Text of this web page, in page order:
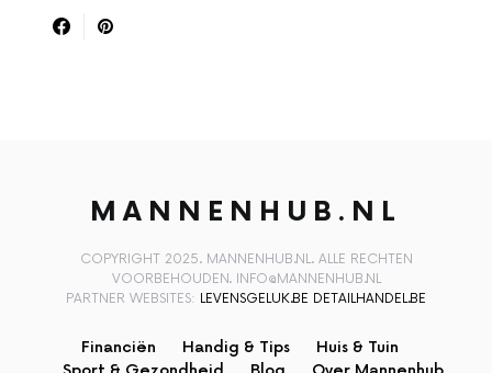
MANNENHUB.NL
COPYRIGHT 2025. MANNENHUB.NL. ALLE RECHTEN
VOORBEHOUDEN. INFO@MANNENHUB.NL
PARTNER WEBSITES: LEVENSGELUK.BE DETAILHANDEL.BE
Financiën Handig & Tips
Huis & Tuin